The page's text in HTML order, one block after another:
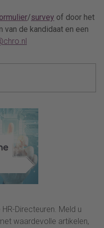
/survey of door het
van de kandidaat en een
Directeuren. Meld u
waardevolle artikelen,